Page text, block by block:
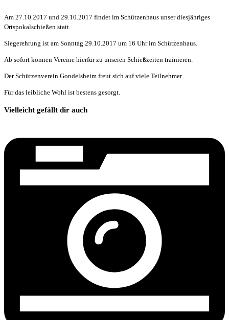
Am 27.10.2017 und 29.10.2017 findet im Schützenhaus unser diesjähriges
Ortspokalschießen statt.
Siegerehrung ist am Sonntag 29.10.2017 um 16 Uhr im Schützenhaus.
Ab sofort können Vereine hierfür zu unseren Schießzeiten trainieren.
Der Schützenverein Gondelsheim freut sich auf viele Teilnehmer.
Für das leibliche Wohl ist bestens gesorgt.
Vielleicht gefällt dir auch